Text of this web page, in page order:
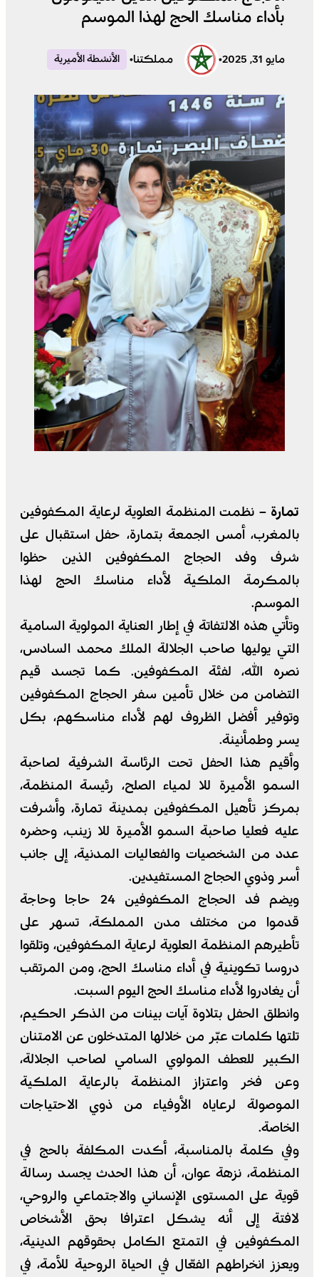
بأداء مناسك الحج لهذا الموسم
مايو 31, 2025 • مملكتنا• الأنشطة الأميرية
تمارة – نظمت المنظمة العلوية لرعاية المكفوفين
بالمغرب، أمس الجمعة بتمارة، حفل استقبال على
شرف وفد الحجاج المكفوفين الذين حظوا
بالمكرمة الملكية لأداء مناسك الحج لهذا
الموسم.
وتأتي هذه الالتفاتة في إطار العناية المولوية السامية
التي يوليها صاحب الجلالة الملك محمد السادس،
نصره الله، لفئة المكفوفين. كما تجسد قيم
التضامن من خلال تأمين سفر الحجاج المكفوفين
وتوفير أفضل الظروف لهم لأداء مناسكهم، بكل
يسر وطمأنينة.
وأقيم هذا الحفل تحت الرئاسة الشرفية لصاحبة
السمو الأميرة للا لمياء الصلح، رئيسة المنظمة،
بمركز تأهيل المكفوفين بمدينة تمارة، وأشرفت
عليه فعليا صاحبة السمو الأميرة للا زينب، وحضره
عدد من الشخصيات والفعاليات المدنية، إلى جانب
أسر وذوي الحجاج المستفيدين.
ويضم فد الحجاج المكفوفين 24 حاجا وحاجة
قدموا من مختلف مدن المملكة، تسهر على
تأطيرهم المنظمة العلوية لرعاية المكفوفين، وتلقوا
دروسا تكوينية في أداء مناسك الحج، ومن المرتقب
أن يغادروا لأداء مناسك الحج اليوم السبت.
وانطلق الحفل بتلاوة آيات بينات من الذكر الحكيم،
تلتها كلمات عبّر من خلالها المتدخلون عن الامتنان
الكبير للعطف المولوي السامي لصاحب الجلالة،
وعن فخر واعتزاز المنظمة بالرعاية الملكية
الموصولة لرعاياه الأوفياء من ذوي الاحتياجات
الخاصة.
وفي كلمة بالمناسبة، أكدت المكلفة بالحج في
المنظمة، نزهة عوان، أن هذا الحدث يجسد رسالة
قوية على المستوى الإنساني والاجتماعي والروحي،
لافتة إلى أنه يشكل اعترافا بحق الأشخاص
المكفوفين في التمتع الكامل بحقوقهم الدينية،
ويعزز انخراطهم الفعّال في الحياة الروحية للأمة، في